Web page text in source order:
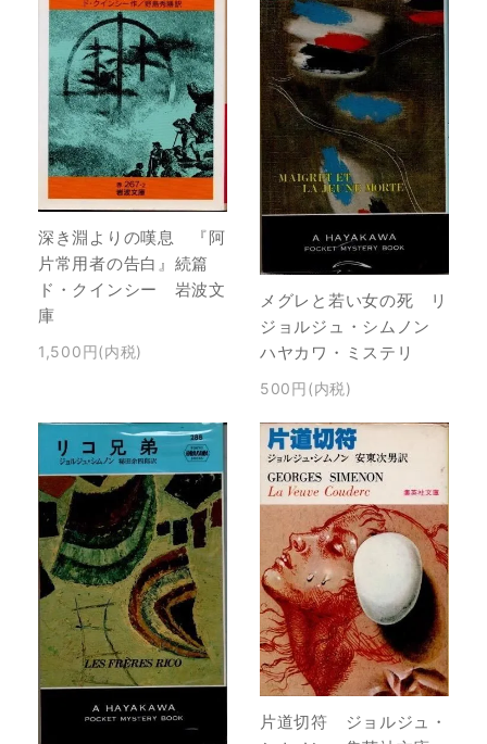
深き淵よりの嘆息 『阿
片常用者の告白』続篇
ド・クインシー 岩波文
庫
1,500円(内税)
メグレと若い女の死 リ
ジョルジュ・シムノン
ハヤカワ・ミステリ
500円(内税)
片道切符 ジョルジュ・